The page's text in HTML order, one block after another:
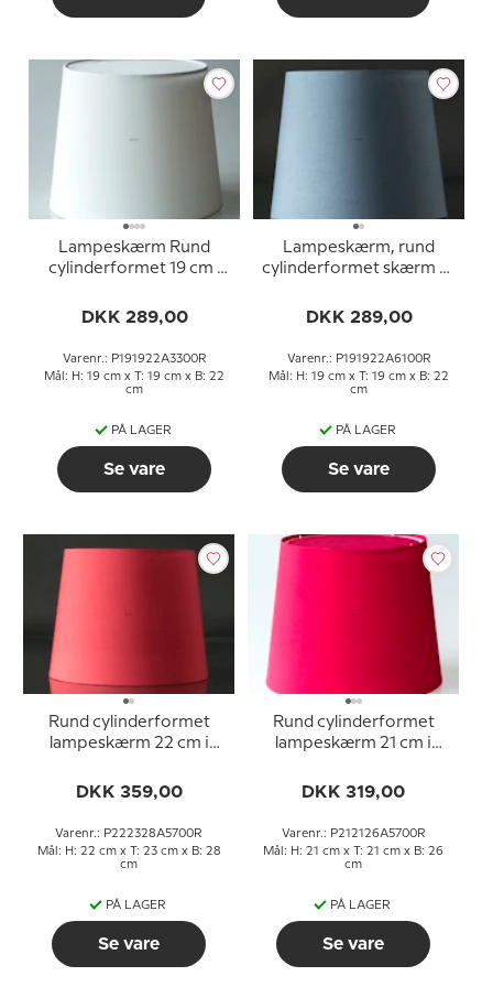
Lampeskærm Rund
cylinderformet 19 cm i
DKK 289,00
Varenr.: P191922A3300R
Mål: H: 19 cm x T: 19 cm x B: 22
cm
PÅ LAGER
Se vare
Lampeskærm, rund
cylinderformet skærm 19
stof
DKK 289,00
Varenr.: P191922A6100R
Mål: H: 19 cm x T: 19 cm x B: 22
cm
PÅ LAGER
Se vare
Rund cylinderformet
lampeskærm 22 cm i
DKK 359,00
Varenr.: P222328A5700R
Mål: H: 22 cm x T: 23 cm x B: 28
cm
PÅ LAGER
Se vare
Rund cylinderformet
lampeskærm 21 cm i
DKK 319,00
Varenr.: P212126A5700R
Mål: H: 21 cm x T: 21 cm x B: 26
cm
PÅ LAGER
Se vare